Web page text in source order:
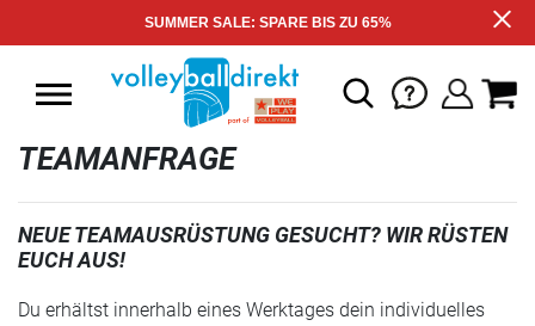
SUMMER SALE: SPARE BIS ZU 65%
TEAMANFRAGE
NEUE TEAMAUSRÜSTUNG GESUCHT? WIR RÜSTEN
EUCH AUS!
Du erhältst innerhalb eines Werktages dein individuelles